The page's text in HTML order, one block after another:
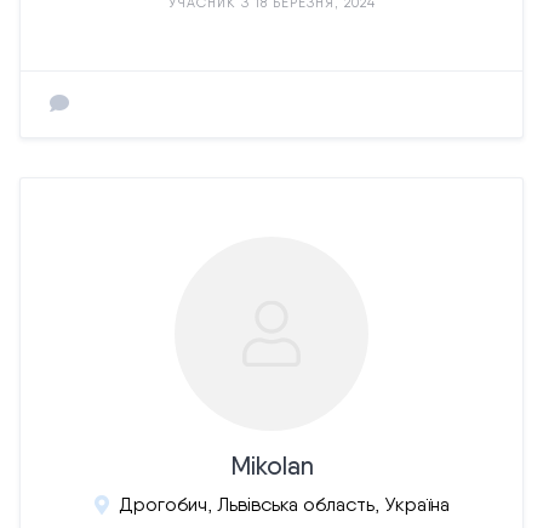
УЧАСНИК З 18 БЕРЕЗНЯ, 2024
Mikolan
Дрогобич, Львівська область, Україна